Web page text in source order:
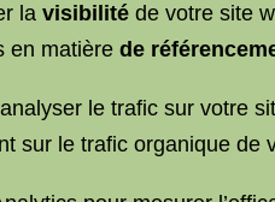
la visibilité de votre site
en matière de
le trafic sur votre
sur le trafic organique de